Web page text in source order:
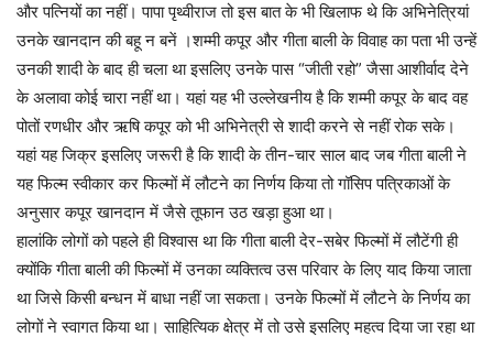
और पत्नियों का नहीं। पापा पृथ्वीराज तो इस बात के भी खिलाफ थे कि अभिनेत्रियां
उनके खानदान की बहू न बनें ।शम्मी कपूर और गीता बाली के विवाह का पता भी उन्हें
उनकी शादी के बाद ही चला था इसलिए उनके पास “जीती रहो” जैसा आशीर्वाद देने
के अलावा कोई चारा नहीं था। यहां यह भी उल्लेखनीय है कि शम्मी कपूर के बाद वह
पोतों रणधीर और ऋषि कपूर को भी अभिनेत्री से शादी करने से नहीं रोक सके।
यहां यह जिक्र इसलिए जरूरी है कि शादी के तीन-चार साल बाद जब गीता बाली ने
यह फिल्म स्वीकार कर फिल्मों में लौटने का निर्णय किया तो गॉसिप पत्रिकाओं के
अनुसार कपूर खानदान में जैसे तूफान उठ खड़ा हुआ था।
हालांकि लोगों को पहले ही विश्वास था कि गीता बाली देर-सबेर फिल्मों में लौटेंगी ही
क्योंकि गीता बाली की फिल्मों में उनका व्यक्तित्व उस परिवार के लिए याद किया जाता
था जिसे किसी बन्धन में बाधा नहीं जा सकता। उनके फिल्मों में लौटने के निर्णय का
लोगों ने स्वागत किया था। साहित्यिक क्षेत्र में तो उसे इसलिए महत्व दिया जा रहा था